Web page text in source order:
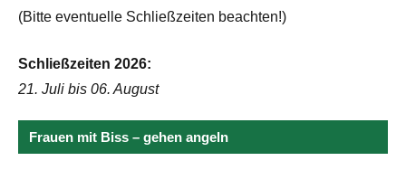
(Bitte eventuelle Schließzeiten beachten!)
Schließzeiten 2026:
21. Juli bis 06. August
Frauen mit Biss – gehen angeln